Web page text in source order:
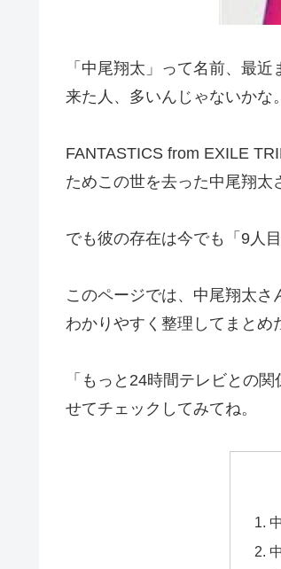
「中尾翔太」って名前、最
来た人、多いんじゃないかな。
FANTASTICS from EXILE
ためこの世を去った中尾翔太
でも彼の存在は今でも「9人
このページでは、中尾翔太
わかりやすく整理してまとめ
「もっと24時間テレビとの
せてチェックしてみてね。